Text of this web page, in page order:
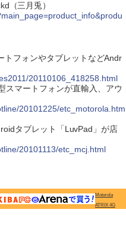
（三月兎）
トフォンやタブレットなどAndr
20110106_418258.html
スマートフォンが直輸入、アウ
20101225/etc_motorola.htm
タブレット「LuvPad」が店
20101113/etc_mcj.html
Motorola
ATRIX 4G